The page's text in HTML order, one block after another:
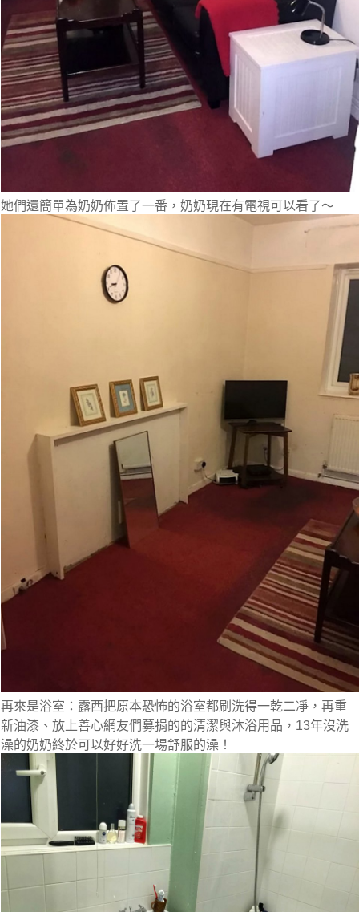
她們還簡單為奶奶佈置了一番，奶奶現在有電視可以看了～
再來是浴室 ：露西把原本恐怖的浴室都刷洗得一乾二凈，再重
新油漆、放上善心網友們募捐的的清潔與沐浴用品，13年沒洗
澡的奶奶終於可以好好洗一場舒服的澡！